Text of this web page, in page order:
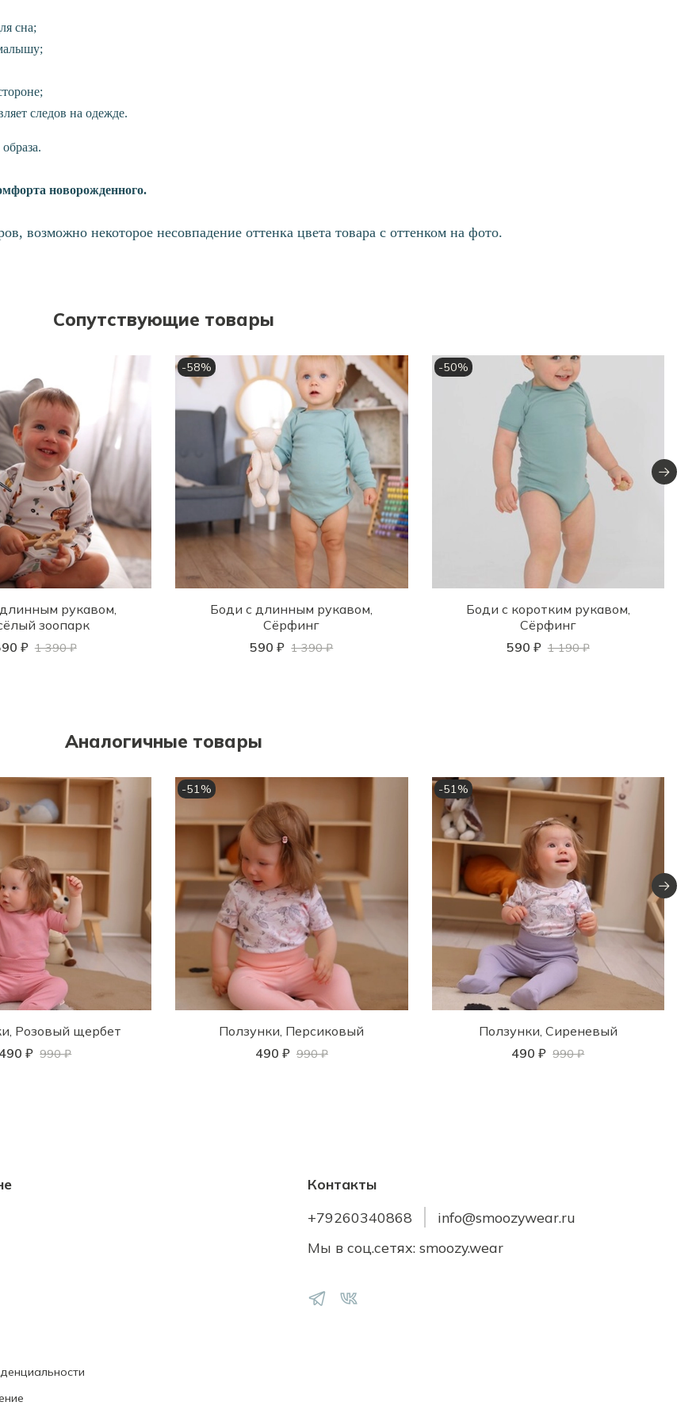
сна;
следов на одежде.
новорожденного.
возможно некоторое несовпадение оттенка цвета товара с оттенком на фото.
Сопутствующие товары
рукавом,
зоопарк
₽ 1 390 ₽
-58%
Боди с длинным рукавом,
Сёрфинг
590 ₽ 1 390 ₽
-50%
Боди с коротким рукавом,
Сёрфинг
590 ₽ 1 190 ₽
Аналогичные товары
Розовый щербет
490 ₽ 990 ₽
-51%
Ползунки, Персиковый
490 ₽ 990 ₽
-51%
Ползунки, Сиреневый
490 ₽ 990 ₽
Контакты
+79260340868
info@smoozywear.ru
Мы в соц.сетях: smoozy.wear